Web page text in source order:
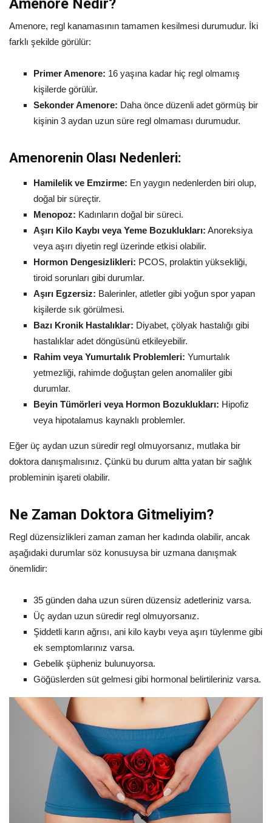
Amenore Nedir?
Amenore, regl kanamasının tamamen kesilmesi durumudur. İki
farklı şekilde görülür:
Primer Amenore: 16 yaşına kadar hiç regl olmamış
kişilerde görülür.
Sekonder Amenore: Daha önce düzenli adet görmüş bir
kişinin 3 aydan uzun süre regl olmaması durumudur.
Amenorenin Olası Nedenleri:
Hamilelik ve Emzirme: En yaygın nedenlerden biri olup,
doğal bir süreçtir.
Menopoz: Kadınların doğal bir süreci.
Aşırı Kilo Kaybı veya Yeme Bozuklukları: Anoreksiya
veya aşırı diyetin regl üzerinde etkisi olabilir.
Hormon Dengesizlikleri: PCOS, prolaktin yüksekliği,
tiroid sorunları gibi durumlar.
Aşırı Egzersiz: Balerinler, atletler gibi yoğun spor yapan
kişilerde sık görülmesi.
Bazı Kronik Hastalıklar: Diyabet, çölyak hastalığı gibi
hastalıklar adet döngüsünü etkileyebilir.
Rahim veya Yumurtalık Problemleri: Yumurtalık
yetmezliği, rahimde doğuştan gelen anomaliler gibi
durumlar.
Beyin Tümörleri veya Hormon Bozuklukları: Hipofiz
veya hipotalamus kaynaklı problemler.
Eğer üç aydan uzun süredir regl olmuyorsanız, mutlaka bir
doktora danışmalısınız. Çünkü bu durum altta yatan bir sağlık
probleminin işareti olabilir.
Ne Zaman Doktora Gitmeliyim?
Regl düzensizlikleri zaman zaman her kadında olabilir, ancak
aşağıdaki durumlar söz konusuysa bir uzmana danışmak
önemlidir:
35 günden daha uzun süren düzensiz adetleriniz varsa.
Üç aydan uzun süredir regl olmuyorsanız.
Şiddetli karın ağrısı, ani kilo kaybı veya aşırı tüylenme gibi
ek semptomlarınız varsa.
Gebelik şüpheniz bulunuyorsa.
Göğüslerden süt gelmesi gibi hormonal belirtileriniz varsa.